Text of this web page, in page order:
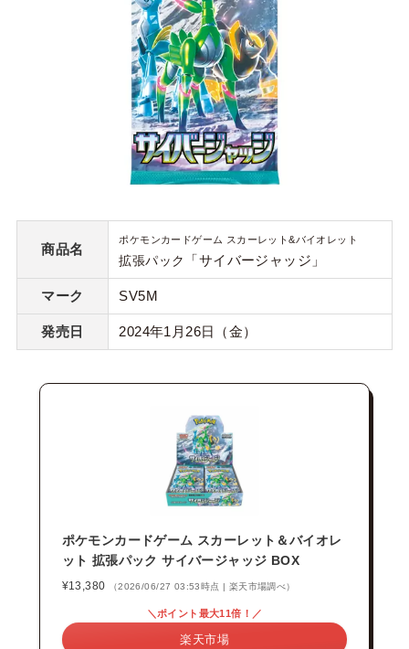
商品名
ポケモンカードゲーム スカーレット&バイオレット
拡張パック 「サイバージャッジ」
マーク SV5M
発売日 2024年1月26日（金）
ポケモンカードゲーム スカーレット＆バイオレ
ット 拡張パック サイバージャッジ BOX
¥13,380 （2026/06/27 03:53時点 | 楽天市場調べ）
＼ポイント最大11倍！／
楽天市場